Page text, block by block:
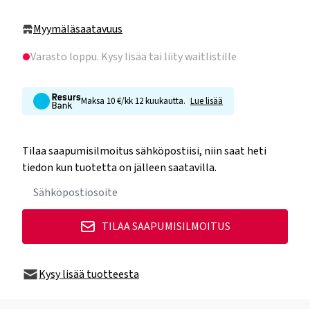
Myymäläsaatavuus
Varasto loppu. Kysy lisää tai liity waitlistille
Maksa 10 €/kk 12 kuukautta. Lue lisää
Tilaa saapumisilmoitus sähköpostiisi, niin saat heti
tiedon kun tuotetta on jälleen saatavilla.
TILAA SAAPUMISILMOITUS
Kysy lisää tuotteesta